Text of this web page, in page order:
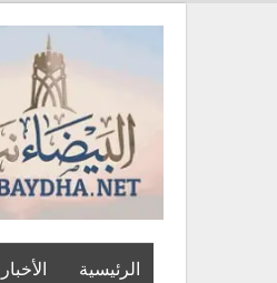
الرئيسية الأخبار